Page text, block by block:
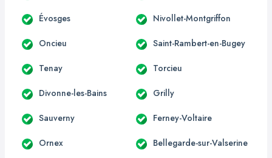
Évosges Nivollet-Montgriffon
Oncieu Saint-Rambert-en-Bugey
Tenay Torcieu
Divonne-les-Bains Grilly
Sauverny Ferney-Voltaire
Ornex Bellegarde-sur-Valserine